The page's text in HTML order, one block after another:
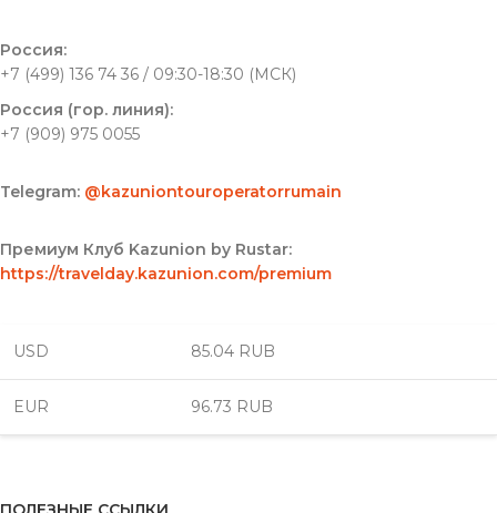
Россия:
+7 (499) 136 74 36 / 09:30-18:30 (МСК)
Россия (гор. линия):
+7 (909) 975 0055
Telegram: @kazuniontouroperatorrumain
Премиум Клуб Kazunion by Rustar:
https://travelday.kazunion.com/premium
USD 85.04 RUB
EUR 96.73 RUB